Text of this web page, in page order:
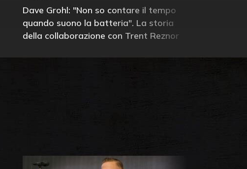
Dave Grohl: "Non so contare il tempo
quando suono la batteria". La storia
della collaborazione con Trent Reznor